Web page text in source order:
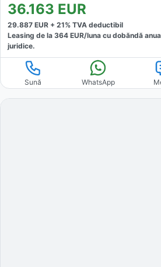
36.163 EUR
29.887 EUR + 21% TVA deductibil
Leasing de la 364 EUR/luna cu dobăndă
juridice.
Sună WhatsApp